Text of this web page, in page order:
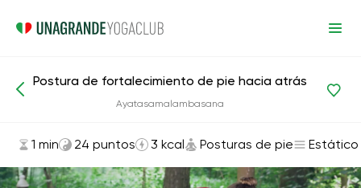
Asanas y ejercicios Posturas de pie
Postura de fortalecimiento de pie hacia atrás
Ayatasamalambasana
1 min 24 puntos 3 kcal Posturas de pie Estático